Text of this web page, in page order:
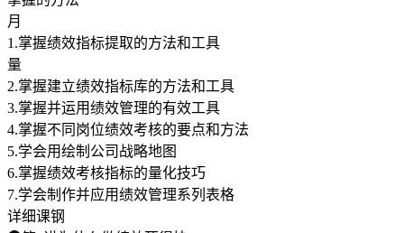
月
1.掌握绩效指标提取的方法和工具
量
2.掌握建立绩效指标库的方法和工具
3.掌握并运用绩效管理的有效工具
4.掌握不同岗位绩效考核的要点和方法
5.学会用绘制公司战略地图
6.掌握绩效考核指标的量化技巧
7.学会制作并应用绩效管理系列表格
详细课钢